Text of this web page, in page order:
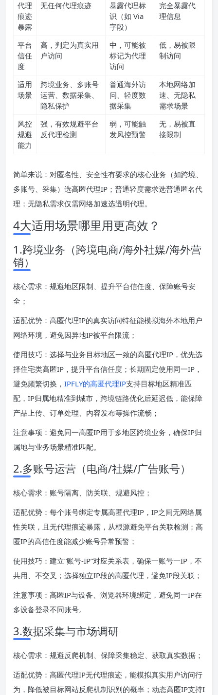
代理
痕迹
暴露
无任何代理痕迹
暴露代理标
识（如 Via
字段）
完全暴露代
理信息
平台
信任
度
高，判定为真实用
户访问
中，可能被
标记为代理
访问
低，易被限
制访问
适用
场景
跨境业务、多账号
运营、数据采集、
隐私保护
普通海外访
问、轻度数
据采集
本地网络加
速、无隐私
需求场景
风控
规避
能力
强，有效规避平台
反代理检测
弱，可能触
发风控预警
无，易被直
接限制
简单来说：对匿名性、安全性有要求的核心业务（如跨境、
多账号、采集）选高匿代理IP；普通轻度需求选普通匿名代
理；无隐私需求仅需网络加速选透明代理。
4大适用场景哪里用更高效？
1.跨境业务（跨境电商/海外社媒/海外营
销）
核心需求：规避地区限制、提升平台信任度、保障账号安
全；
适配优势：高匿代理IP的真实访问特征能模拟海外本地用户
网络环境，避免因异地IP被平台限流；
使用技巧：选择与业务目标地区一致的高匿代理IP，优先选
择住宅类高匿IP，提升平台信任度；长期固定使用同一IP，
避免频繁切换， IPFLY的高匿代理IP支持目标地区精准匹
配，IP归属地精准到城市，跨境链路优化后延迟低，能保障
产品上传、订单处理、内容发布等操作流畅；
注意事项：避免同一高匿IP用于多地区跨境业务，确保IP归
属地与业务场景精准匹配。
2.多账号运营（电商/社媒/广告账号）
核心需求：账号隔离、防关联、规避风控；
适配优势：每个账号绑定专属高匿代理IP，IP之间无网络属
性关联，且无代理痕迹暴露，从根源避免平台关联检测；高
匿IP的高信任度能减少账号异常预警；
使用技巧：建立“账号-IP”对应关系表，确保一账号一IP，不
共用、不交叉；选择独立IP段的高匿代理，避免IP段关联；
注意事项：高匿IP与设备、浏览器环境绑定，避免同一IP在
多设备登录不同账号。
3.数据采集与市场调研
核心需求：规避反爬机制、保障采集稳定、获取真实数据；
适配优势：高匿代理IP无代理痕迹，能模拟真实用户访问行
为，降低被目标网站反爬机制识别的概率；动态高匿IP支持I